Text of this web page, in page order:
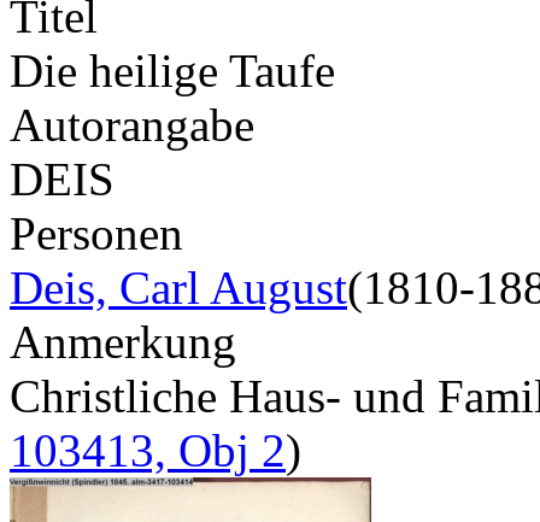
Titel
Die heilige Taufe
Autorangabe
DEIS
Personen
Deis, Carl August(1810-
Anmerkung
Christliche Haus- und
103413, Obj 2)